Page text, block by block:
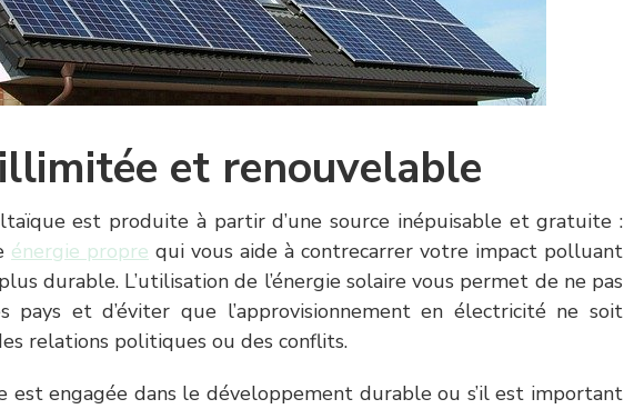
et renouvelable
est produite à partir d’une source inépuisable et gratuite :
énergie propre qui vous aide à contrecarrer votre impact polluant
durable. L’utilisation de l’énergie solaire vous permet de ne pas
pays et d’éviter que l’approvisionnement en électricité ne soit
relations politiques ou des conflits.
est engagée dans le développement durable ou s’il est important